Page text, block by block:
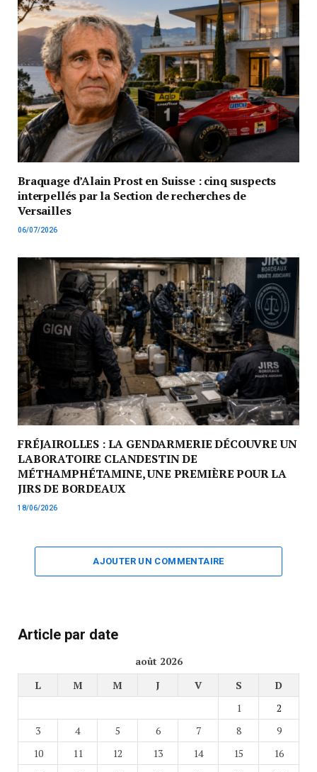
Braquage d’Alain Prost en Suisse : cinq suspects
interpellés par la Section de recherches de
Versailles
06/07/2026
FRÉJAIROLLES : LA GENDARMERIE DÉCOUVRE UN
LABORATOIRE CLANDESTIN DE
MÉTHAMPHÉTAMINE, UNE PREMIÈRE POUR LA
JIRS DE BORDEAUX
18/06/2026
AJOUTER UN COMMENTAIRE
Article par date
août 2026
L
M M J V S
D
1
2
3
4 5 6 7 8
9
10
11 12 13 14 15
16